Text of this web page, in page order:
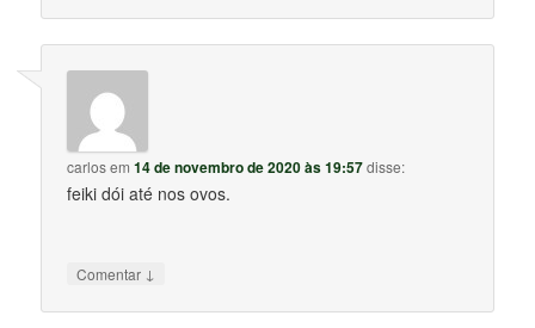
carlosem14 de novembro de 2020 às 19:57disse:
feiki dói até nos ovos.
Comentar ↓